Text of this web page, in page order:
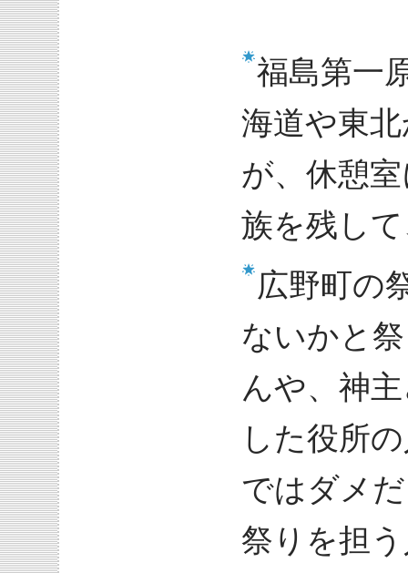
福島第一
海道や東
が、休憩
族を残し
広野町の
ないかと
んや、神
した役所
ではダメ
祭りを担